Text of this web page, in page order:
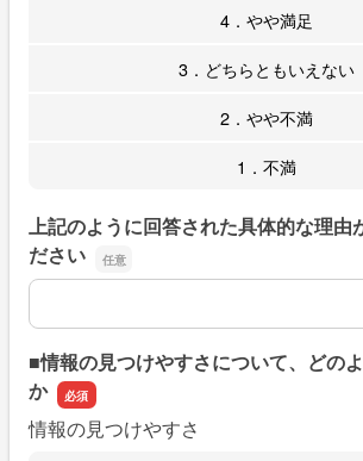
4．やや満足
3．どちらともいえない
2．やや不満
1．不満
上記のように回答された具体的な理由
ださい
上記のように回答された具体的な理由
■情報の見つけやすさについて、どの
か
情報の見つけやすさ